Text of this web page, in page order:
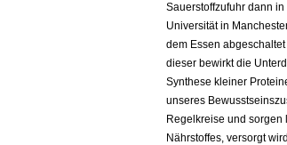
Sauerstoffzufuhr dann
Universität in
dem Essen
dieser bewirkt die
Synthese kleiner
unseres
Regelkreise und sorgen
Nährstoffes, versorgt